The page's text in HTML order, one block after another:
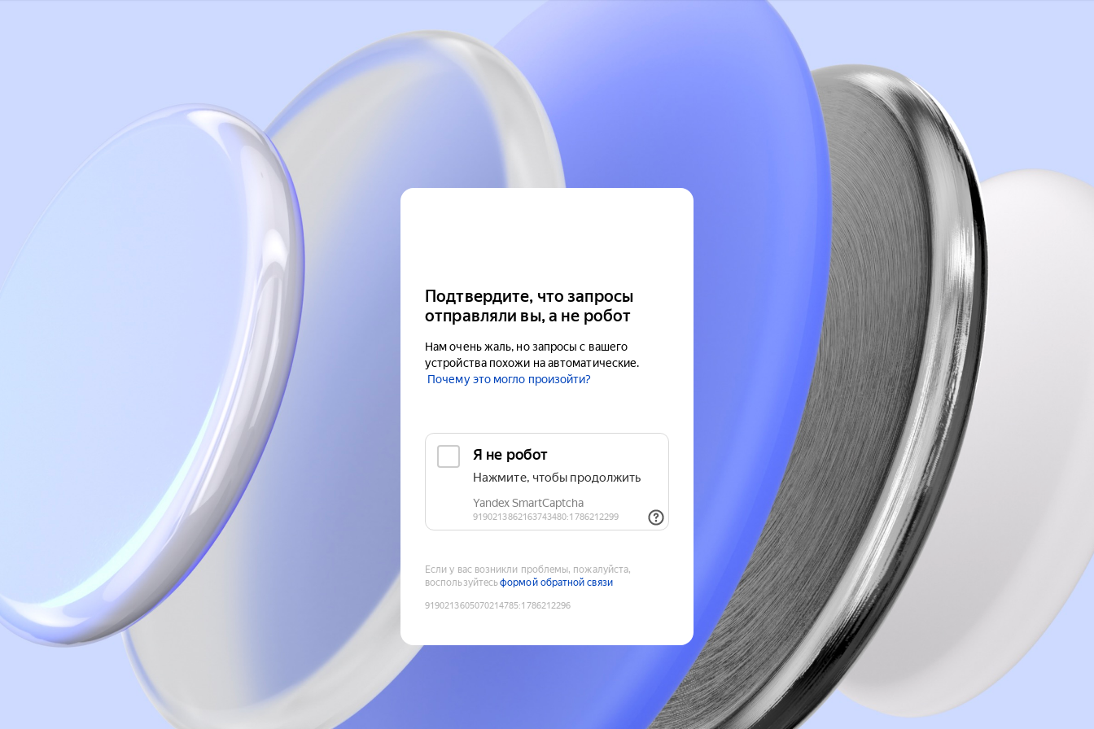
Подтвердите, что запросы
отправляли вы, а не робот
Нам очень жаль, но запросы с вашего
устройства похожи на автоматические.
Почему это могло произойти?
Если у вас возникли проблемы, пожалуйста,
воспользуйтесьформой обратной связи
9190213605070214785:1786212296